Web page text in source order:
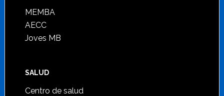
MEMBA
AECC
Joves MB
SALUD
Centro de salud